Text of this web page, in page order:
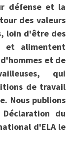
défense et la
des valeurs
loin d'être des
et alimentent
et de
qui
de travail
Nous publions
du
d'ELA le